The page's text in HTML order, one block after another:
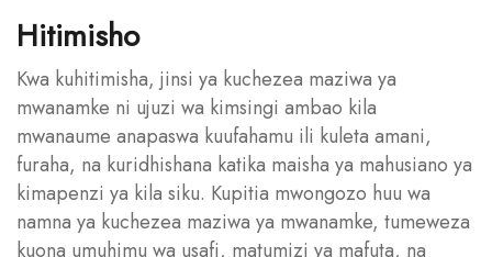
Hitimisho
Kwa kuhitimisha, jinsi ya kuchezea maziwa ya
mwanamke ni ujuzi wa kimsingi ambao kila
mwanaume anapaswa kuufahamu ili kuleta amani,
furaha, na kuridhishana katika maisha ya mahusiano ya
kimapenzi ya kila siku. Kupitia mwongozo huu wa
namna ya kuchezea maziwa ya mwanamke, tumeweza
kuona umuhimu wa usafi, matumizi ya mafuta, na